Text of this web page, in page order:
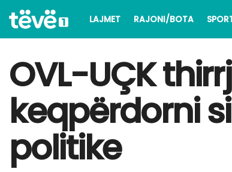
LAJMET RAJONI/BOTA
​OVL-UÇK
keqpërdorni
politike